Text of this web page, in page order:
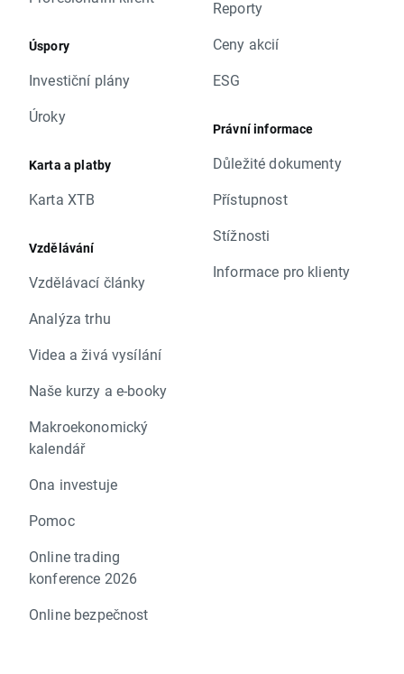
Úspory
Investiční plány
Úroky
Karta a platby
Karta XTB
Vzdělávání
Vzdělávací články
Analýza trhu
Videa a živá vysílání
Naše kurzy a e-booky
Makroekonomický
kalendář
Ona investuje
Pomoc
Online trading
konference 2026
Online bezpečnost
Reporty
Ceny akcií
ESG
Právní informace
Důležité dokumenty
Přístupnost
Stížnosti
Informace pro klienty